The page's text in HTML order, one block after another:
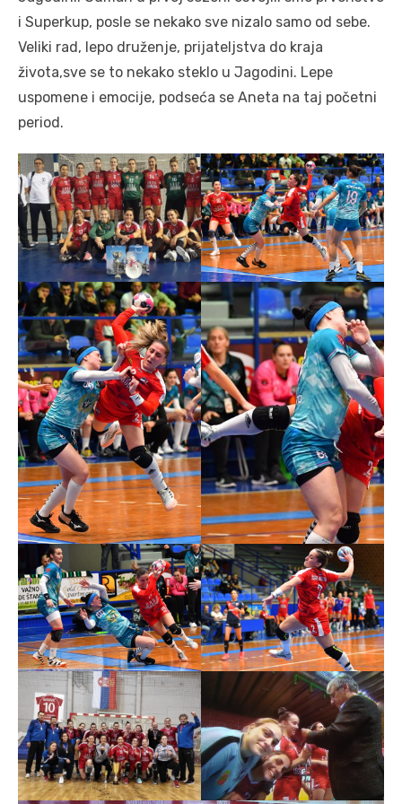
i Superkup, posle se nekako sve nizalo samo od sebe.
Veliki rad, lepo druženje, prijateljstva do kraja
života,sve se to nekako steklo u Jagodini. Lepe
uspomene i emocije, podseća se Aneta na taj početni
period.